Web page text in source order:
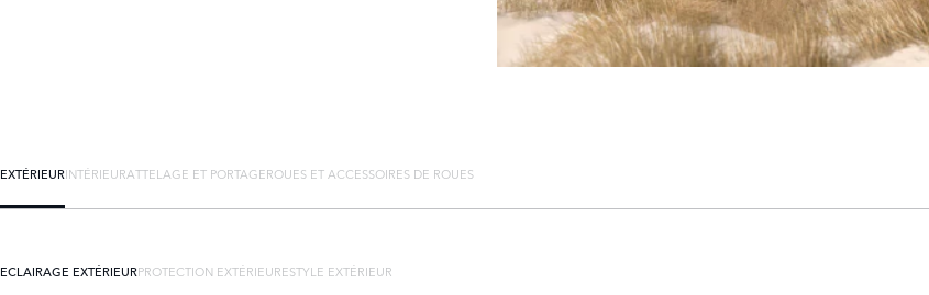
EXTÉRIEURINTÉRIEURATTELAGE ET PORTAGEROUES ET ACCESSOIRES DE ROUES
ECLAIRAGE EXTÉRIEURPROTECTION EXTÉRIEURESTYLE EXTÉRIEUR